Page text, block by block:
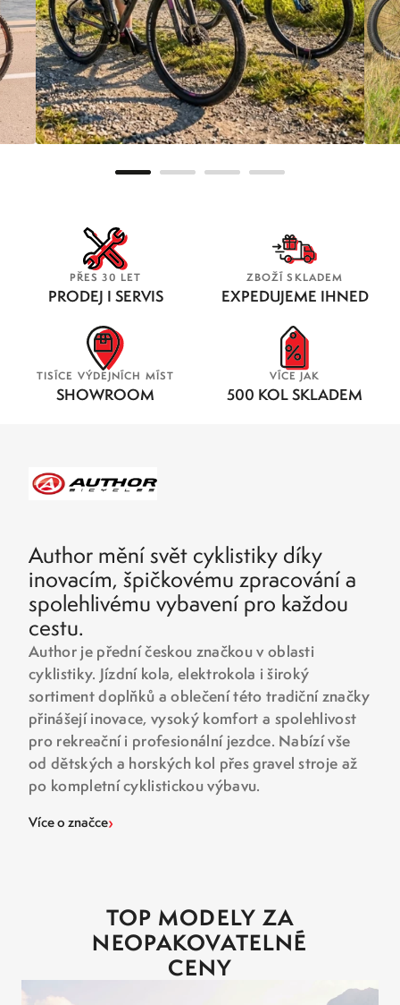
PŘES 30 LET
PRODEJ I SERVIS
ZBOŽÍ SKLADEM
EXPEDUJEME IHNED
TISÍCE VÝDEJNÍCH MÍST
SHOWROOM
VÍCE JAK
500 KOL SKLADEM
TOP MODELY ZA
NEOPAKOVATELNÉ
CENY
Author mění svět cyklistiky díky
inovacím, špičkovému zpracování a
spolehlivému vybavení pro každou
cestu.
Author je přední českou značkou v oblasti
cyklistiky. Jízdní kola, elektrokola i široký
sortiment doplňků a oblečení této tradiční značky
přinášejí inovace, vysoký komfort a spolehlivost
pro rekreační i profesionální jezdce. Nabízí vše
od dětských a horských kol přes gravel stroje až
po kompletní cyklistickou výbavu.
Více o značce›